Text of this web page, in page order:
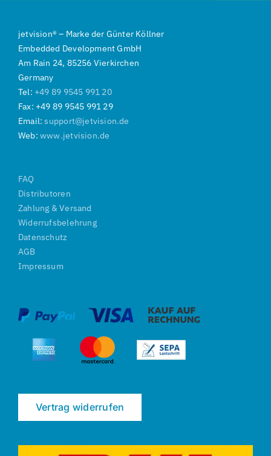
jetvision® – Marke der Günter Köllner
Embedded Development GmbH
Am Rain 24, 85256 Vierkirchen
Germany
Tel: +49 89 9545 991 20
Fax: +49 89 9545 991 29
Email:support@jetvision.de
Web:www.jetvision.de
FAQ
Distributoren
Zahlung & Versand
Widerrufsbelehrung
Datenschutz
AGB
Impressum
Vertrag widerrufen